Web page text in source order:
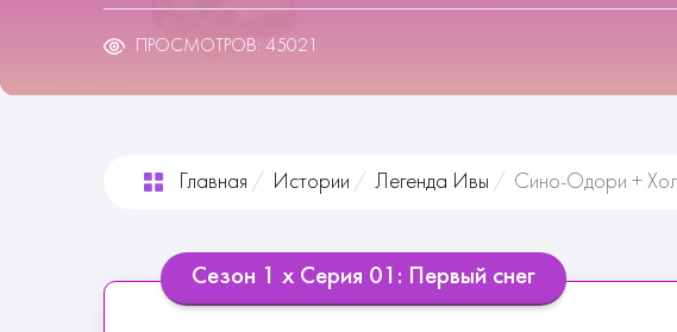
ПРОСМОТРОВ: 45021
Главная Истории Легенда Ивы Сино-Одори +
Сезон 1 х Серия 01: Первый снег